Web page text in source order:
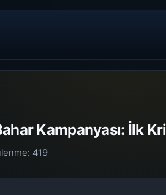
Kampanyası: İlk
419